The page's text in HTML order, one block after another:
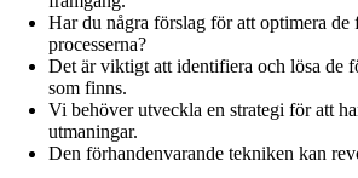
Har du några förslag för att optimera de
processerna?
Det är viktigt att identifiera och lösa de
som finns.
Vi behöver utveckla en strategi för att
utmaningar.
Den förhandenvarande tekniken kan